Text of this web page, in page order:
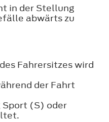
in der Stellung
abwärts zu
Fahrersitzes wird
der Fahrt
(S) oder